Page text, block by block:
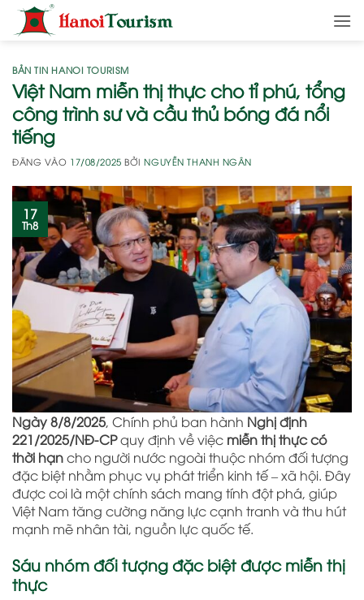
qua
dungBẢN TIN HANOI TOURISM
Việt Nam miễn thị thực cho tỉ phú, tổng
công trình sư và cầu thủ bóng đá nổi
tiếng
ĐĂNG VÀO 17/08/2025 BỞINGUYỄN THANH NGÂN
17
Th8
Ngày 8/8/2025, Chính phủ ban hành Nghị định
221/2025/NĐ-CPquy định về việc miễn thị thực có
thời hạncho người nước ngoài thuộc nhóm đối tượng
đặc biệt nhằm phục vụ phát triển kinh tế – xã hội. Đây
được coi là một chính sách mang tính đột phá, giúp
Việt Nam tăng cường năng lực cạnh tranh và thu hút
mạnh mẽ nhân tài, nguồn lực quốc tế.
Sáu nhóm đối tượng đặc biệt được miễn thị
thực